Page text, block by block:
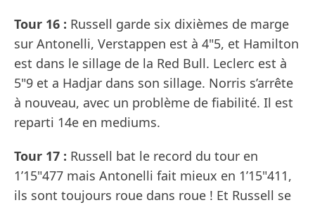
Tour 16 : Russell garde six dixièmes de marge
sur Antonelli, Verstappen est à 4"5, et Hamilton
est dans le sillage de la Red Bull. Leclerc est à
5"9 et a Hadjar dans son sillage. Norris s’arrête
à nouveau, avec un problème de fiabilité. Il est
reparti 14e en mediums.
Tour 17 : Russell bat le record du tour en
1’15"477 mais Antonelli fait mieux en 1’15"411,
ils sont toujours roue dans roue ! Et Russell se